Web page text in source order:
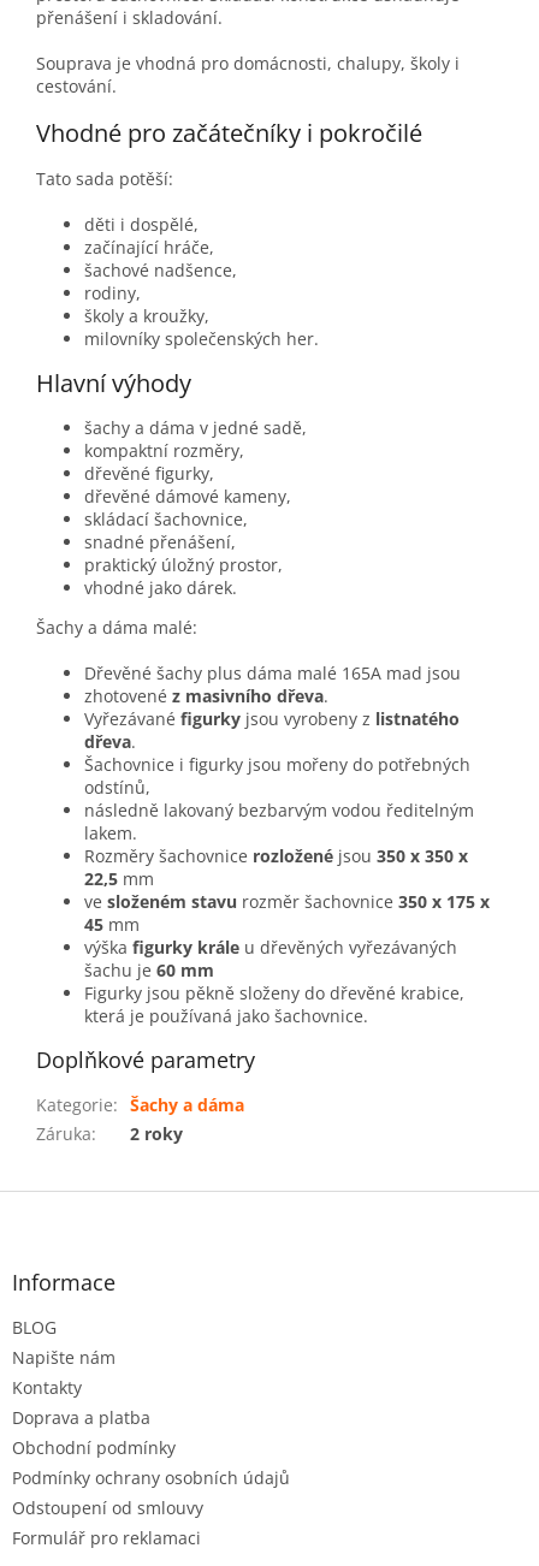
přenášení i skladování.
Souprava je vhodná pro domácnosti, chalupy, školy i
cestování.
Vhodné pro začátečníky i pokročilé
Tato sada potěší:
děti i dospělé,
začínající hráče,
šachové nadšence,
rodiny,
školy a kroužky,
milovníky společenských her.
Hlavní výhody
šachy a dáma v jedné sadě,
kompaktní rozměry,
dřevěné figurky,
dřevěné dámové kameny,
skládací šachovnice,
snadné přenášení,
praktický úložný prostor,
vhodné jako dárek.
Šachy a dáma malé:
Dřevěné šachy plus dáma malé 165A mad jsou
zhotovené z masivního dřeva.
Vyřezávané figurky jsou vyrobeny z listnatého
dřeva.
Šachovnice i figurky jsou mořeny do potřebných
odstínů,
následně lakovaný bezbarvým vodou ředitelným
lakem.
Rozměry šachovnice rozložené jsou 350 x 350 x
22,5 mm
ve složeném stavu rozměr šachovnice 350 x 175 x
45 mm
výška figurky krále u dřevěných vyřezávaných
šachu je 60 mm
Figurky jsou pěkně složeny do dřevěné krabice,
která je používaná jako šachovnice.
Doplňkové parametry
Kategorie: Šachy a dáma
Záruka: 2 roky
Z
Informace
BLOG
Napište nám
Kontakty
Doprava a platba
Obchodní podmínky
Podmínky ochrany osobních údajů
Odstoupení od smlouvy
Formulář pro reklamaci